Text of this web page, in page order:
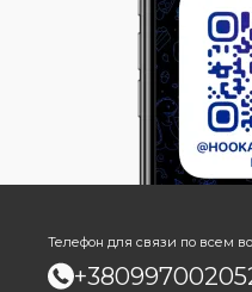
Телефон для связи по всем